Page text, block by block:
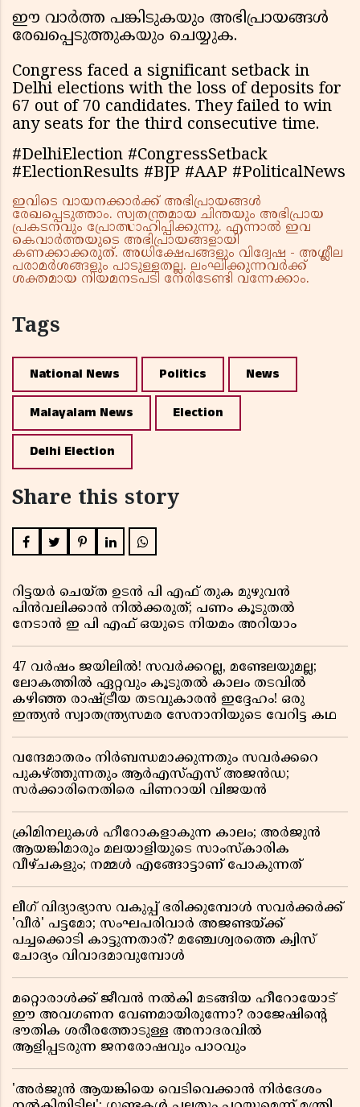
ഈ വാർത്ത പങ്കിടുകയും അഭിപ്രായങ്ങൾ
രേഖപ്പെടുത്തുകയും ചെയ്യുക.
Congress faced a significant setback in
Delhi elections with the loss of deposits for
67 out of 70 candidates. They failed to win
any seats for the third consecutive time.
#DelhiElection #CongressSetback
#ElectionResults #BJP #AAP #PoliticalNews
ഇവിടെ വായനക്കാർക്ക് അഭിപ്രായങ്ങൾ
രേഖപ്പെടുത്താം. സ്വതന്ത്രമായ ചിന്തയും അഭിപ്രായ
പ്രകടനവും പ്രോത്സാഹിപ്പിക്കുന്നു. എന്നാൽ ഇവ
കെവാർത്തയുടെ അഭിപ്രായങ്ങളായി
കണക്കാക്കരുത്. അധിക്ഷേപങ്ങളും വിദ്വേഷ - അശ്ലീല
പരാമർശങ്ങളും പാടുള്ളതല്ല. ലംഘിക്കുന്നവർക്ക്
ശക്തമായ നിയമനടപടി നേരിടേണ്ടി വന്നേക്കാം.
Tags
National News Politics News
Malayalam News Election
Delhi Election
Share this story
റിട്ടയർ ചെയ്ത ഉടൻ പി എഫ് തുക മുഴുവൻ
പിൻവലിക്കാൻ നിൽക്കരുത്; പണം കൂടുതൽ
നേടാൻ ഇ പി എഫ് ഒയുടെ നിയമം അറിയാം
47 വർഷം ജയിലിൽ! സവർക്കറല്ല, മണ്ടേലയുമല്ല;
ലോകത്തിൽ ഏറ്റവും കൂടുതൽ കാലം തടവിൽ
കഴിഞ്ഞ രാഷ്ട്രീയ തടവുകാരൻ ഇദ്ദേഹം! ഒരു
ഇന്ത്യൻ സ്വാതന്ത്ര്യസമര സേനാനിയുടെ വേറിട്ട കഥ
വന്ദേമാതരം നിർബന്ധമാക്കുന്നതും സവർക്കറെ
പുകഴ്ത്തുന്നതും ആർഎസ്എസ് അജൻഡ;
സർക്കാരിനെതിരെ പിണറായി വിജയൻ
ക്രിമിനലുകൾ ഹീറോകളാകുന്ന കാലം; അർജുൻ
ആയങ്കിമാരും മലയാളിയുടെ സാംസ്കാരിക
വീഴ്ചകളും; നമ്മൾ എങ്ങോട്ടാണ് പോകുന്നത്
ലീഗ് വിദ്യാഭ്യാസ വകുപ്പ് ഭരിക്കുമ്പോൾ സവർക്കർക്ക്
'വീർ' പട്ടമോ; സംഘപരിവാർ അജണ്ടയ്ക്ക്
പച്ചക്കൊടി കാട്ടുന്നതാര്? മഞ്ചേശ്വരത്തെ ക്വിസ്
ചോദ്യം വിവാദമാവുമ്പോൾ
മറ്റൊരാൾക്ക് ജീവൻ നൽകി മടങ്ങിയ ഹീറോയോട്
ഈ അവഗണന വേണമായിരുന്നോ? രാജേഷിൻ്റെ
ഭൗതിക ശരീരത്തോടുള്ള അനാദരവിൽ
ആളിപ്പടരുന്ന ജനരോഷവും പാഠവും
'അർജുൻ ആയങ്കിയെ വെടിവെക്കാൻ നിർദേശം